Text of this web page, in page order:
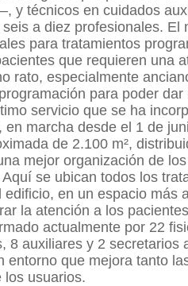
y técnicos en cuidados
a diez profesionales.
para tratamientos
que requieren una
rato, especialmente
para poder
servicio que se ha
en marcha desde el 1 de
de 2.100 m²,
mejor organización de
se ubican todos los
edificio, en un espacio más
la atención a los
actualmente por 22
8 auxiliares y 2 secretarios
entorno que mejora tanto
los usuarios.